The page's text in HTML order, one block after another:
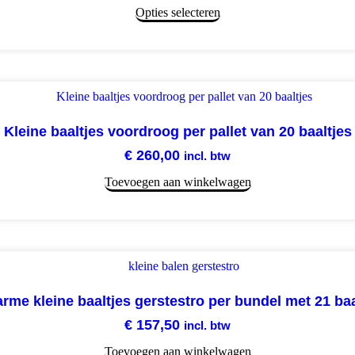
Opties selecteren
Kleine baaltjes voordroog per pallet van 20 baaltjes
€ 260,00 incl. btw
Toevoegen aan winkelwagen
kleine baaltjes gerstestro per bundel met 21
€ 157,50 incl. btw
Toevoegen aan winkelwagen